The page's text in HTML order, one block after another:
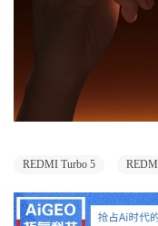
REDMI Turbo 5